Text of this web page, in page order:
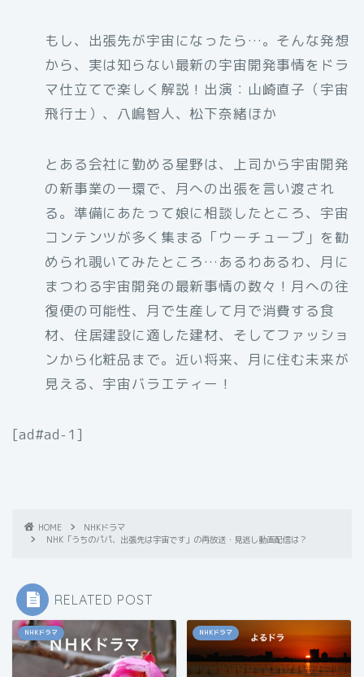
もし、出張先が宇宙になったら…。そんな発想
から、実は知らない最新の宇宙開発事情をドラ
マ仕立てで楽しく解説！出演：山崎直子（宇宙
飛行士）、八嶋智人、松下奈緒ほか
とある会社に勤める星野は、上司から宇宙開発
の新事業の一環で、月への出張を言い渡され
る。準備にあたって娘に相談したところ、宇宙
コンテンツが多く集まる「ウーチューブ」を勧
められ覗いてみたところ…あるわあるわ、月に
まつわる宇宙開発の最新事情の数々！月への往
復便の可能性、月で生産して月で消費する食
材、住居建設に適した建材、そしてファッショ
ンから化粧品まで。近い将来、月に住む未来が
見える、宇宙バラエティー！
[ad#ad-1]
HOME
NHKドラマ
NHK「うちのパパ、出張先は宇宙です」の再放送・見逃し動画配信は？
RELATED POST
NHKドラマ NHKドラマ